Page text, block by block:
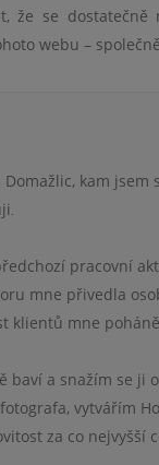
že se
webu –
kam
.
pracovní
mne přivedla
klientů mne
baví a snažím se ji
vytvářím
za co nejvyšší